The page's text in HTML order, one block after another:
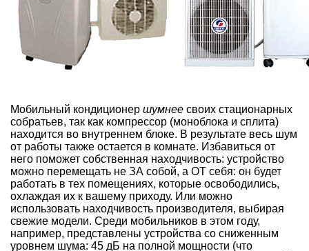
Мобильный кондиционер шумнее своих стационарных
собратьев, так как компрессор (моноблока и сплита)
находится во внутреннем блоке. В результате весь шум
от работы также остается в комнате. Избавиться от
него поможет собственная находчивость: устройство
можно перемещать не ЗА собой, а ОТ себя: он будет
работать в тех помещениях, которые освободились,
охлаждая их к вашему приходу. Или можно
использовать находчивость производителя, выбирая
свежие модели. Среди мобильников в этом году,
например, представлены устройства со сниженным
уровнем шума: 45 дБ на полной мощности (что